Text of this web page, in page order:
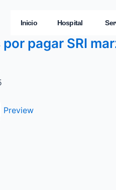
Inicio Hospital
pagar SRI
Preview